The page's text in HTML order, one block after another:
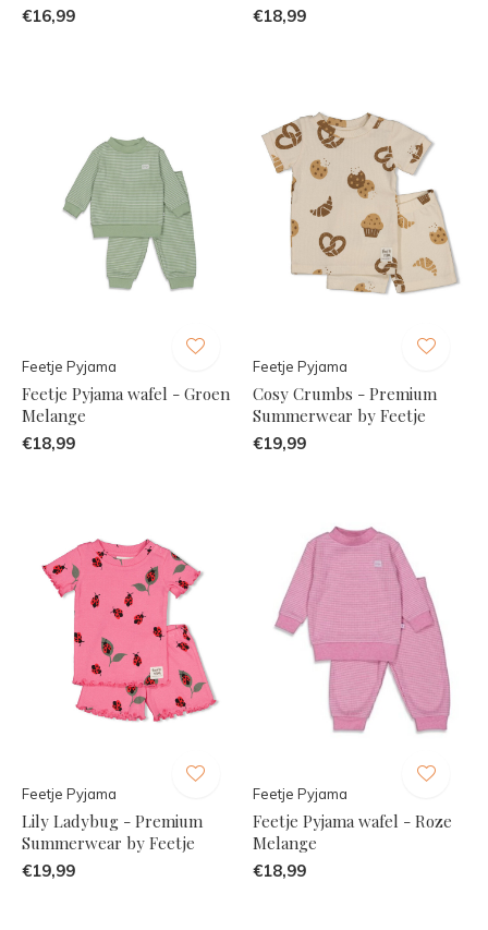
€16,99 €18,99
Feetje Pyjama
Feetje Pyjama wafel - Groen
Melange
€18,99
Feetje Pyjama
Cosy Crumbs - Premium
Summerwear by Feetje
€19,99
Feetje Pyjama
Lily Ladybug - Premium
Summerwear by Feetje
€19,99
Feetje Pyjama
Feetje Pyjama wafel - Roze
Melange
€18,99